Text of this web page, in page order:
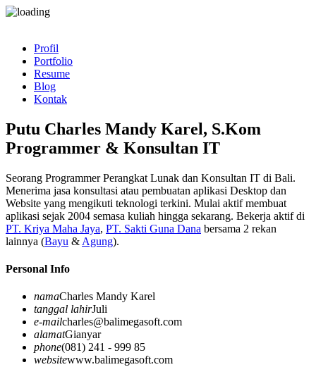
Profil
Portfolio
Resume
Blog
Kontak
Putu Charles Mandy Karel, S.Kom
Programmer & Konsultan IT
Seorang Programmer Perangkat Lunak dan Konsultan IT di Bali.
Menerima jasa konsultasi atau pembuatan aplikasi Desktop dan
Website yang mengikuti teknologi terkini. Mulai aktif membuat
aplikasi sejak 2004 semasa kuliah hingga sekarang. Bekerja aktif di
PT. Kriya Maha Jaya, PT. Sakti Guna Dana bersama 2 rekan
lainnya (Bayu & Agung).
Personal Info
namaCharles Mandy Karel
tanggal lahirJuli
e-mailcharles@balimegasoft.com
alamatGianyar
phone(081) 241 - 999 85
websitewww.balimegasoft.com